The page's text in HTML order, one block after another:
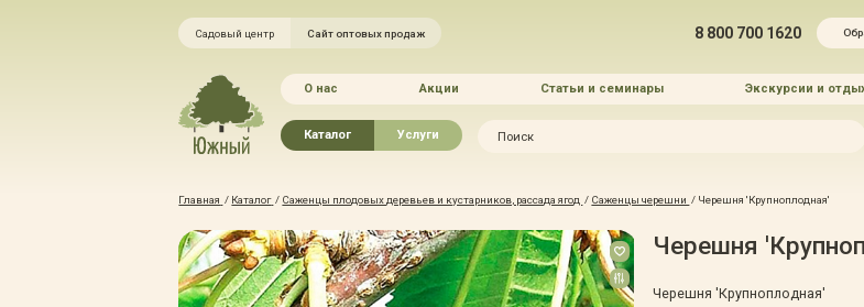
Садовый центр Сайт оптовых продаж 8 800 700 1620
О нас Акции Статьи и семинары Экскурсии и
Каталог
Хвойные растения
Плодово-ягодные растения
Лиственные растения
Цветы
Услуги
Благоустройство и озеленение
Зелёный доктор
Зимние услуги
Уход за садом
Главная / Каталог / Саженцы плодовых деревьев и кустарников, рассада ягод / Саженцы черешни / Черешня 'Крупноплодная'
Черешня
Черешня 'Крупноплодная'